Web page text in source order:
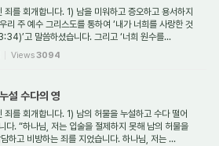
죄를 회개합니다. 1) 남을 미워하고 증오하고 용서하지
리 주 예수 그리스도를 통하여 ‘내가 너희를 사랑한 것
고 말씀하셨습니다. 그리고 ‘너희 원수를...
Views3094
설 수다의 영
죄를 회개합니다. 1) 남의 허물을 누설하고 수다 떨어
다. “하나님, 저는 입술을 절제하지 못해 남의 허물을
하고 비방하는 죄를 지었습니다. 하나님, 저는 ...